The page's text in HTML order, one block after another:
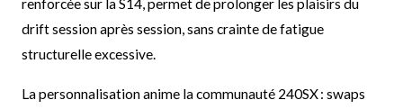
renforcée sur la S14, permet de prolonger les plaisirs du
drift session après session, sans crainte de fatigue
structurelle excessive.
La personnalisation anime la communauté 240SX : swaps